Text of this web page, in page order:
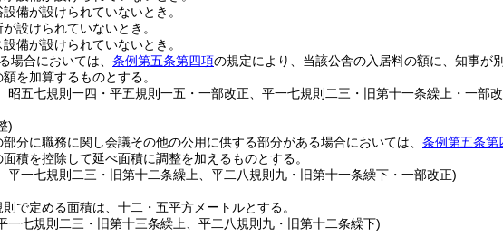
備が設けられていないとき。
設けられていないとき。
備が設けられていないとき。
場合においては、 条例第五条第四項の規定により、当該公舎の入居料の額に、知事が
を加算するものとする。
昭五七規則一四・平五規則一五・一部改正、平一七規則二三・旧第十一条繰上・一部
)
分に職務に関し会議その他の公用に供する部分がある場合においては、 条例第五条第
積を控除して延べ面積に調整を加えるものとする。
平一七規則二三・旧第十二条繰上、平二八規則九・旧第十一条繰下・一部改正)
則で定める面積は、十二・五平方メートルとする。
一七規則二三・旧第十三条繰上、平二八規則九・旧第十二条繰下)